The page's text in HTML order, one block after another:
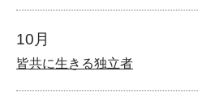
10月
皆共に生きる独立者